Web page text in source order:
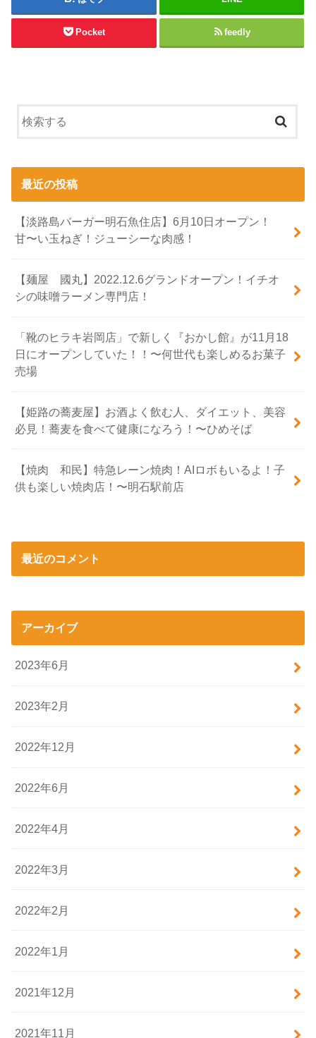
Pocket feedly
最近の投稿
【淡路島バーガー明石魚住店】6月10日オープン！
甘〜い玉ねぎ！ジューシーな肉感！
【麺屋 國丸】2022.12.6グランドオープン！イチオ
シの味噌ラーメン専門店！
「靴のヒラキ岩岡店」で新しく『おかし館』が11月18
日にオープンしていた！！〜何世代も楽しめるお菓子
売場
【姫路の蕎麦屋】お酒よく飲む人、ダイエット、美容
必見！蕎麦を食べて健康になろう！〜ひめそば
【焼肉 和民】特急レーン焼肉！AIロボもいるよ！子
供も楽しい焼肉店！〜明石駅前店
最近のコメント
アーカイブ
2023年6月
2023年2月
2022年12月
2022年6月
2022年4月
2022年3月
2022年2月
2022年1月
2021年12月
2021年11月